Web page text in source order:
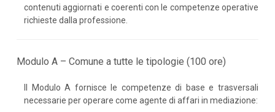
contenuti aggiornati e coerenti con le competenze operative
richieste dalla professione.
Modulo A – Comune a tutte le tipologie (100 ore)
Il Modulo A fornisce le competenze di base e trasversali
necessarie per operare come agente di affari in mediazione: